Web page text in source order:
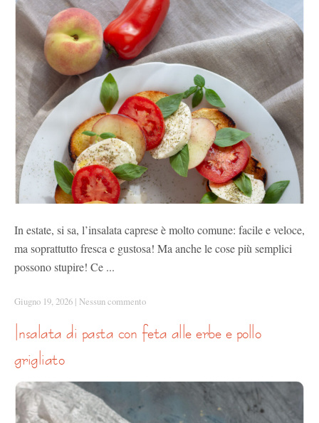
In estate, si sa, l’insalata caprese è molto comune: facile e veloce,
ma soprattutto fresca e gustosa! Ma anche le cose più semplici
possono stupire! Ce ...
Giugno 19, 2026 | Nessun commento
insalata di pasta con feta alle erbe e pollo
grigliato